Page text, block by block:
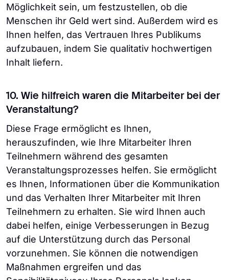
Möglichkeit sein, um festzustellen, ob die
Menschen ihr Geld wert sind. Außerdem wird es
Ihnen helfen, das Vertrauen Ihres Publikums
aufzubauen, indem Sie qualitativ hochwertigen
Inhalt liefern.
10. Wie hilfreich waren die Mitarbeiter bei der
Veranstaltung?
Diese Frage ermöglicht es Ihnen,
herauszufinden, wie Ihre Mitarbeiter Ihren
Teilnehmern während des gesamten
Veranstaltungsprozesses helfen. Sie ermöglicht
es Ihnen, Informationen über die Kommunikation
und das Verhalten Ihrer Mitarbeiter mit Ihren
Teilnehmern zu erhalten. Sie wird Ihnen auch
dabei helfen, einige Verbesserungen in Bezug
auf die Unterstützung durch das Personal
vorzunehmen. Sie können die notwendigen
Maßnahmen ergreifen und das